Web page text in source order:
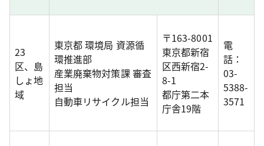
23
区、島
しょ地
域
東京都 環境局 資源循
環推進部
産業廃棄物対策課 審査
担当
自動車リサイクル担当
〒163-8001
東京都新宿
区西新宿2-
8-1
都庁第二本
庁舎19階
電
話：
03-
5388-
3571